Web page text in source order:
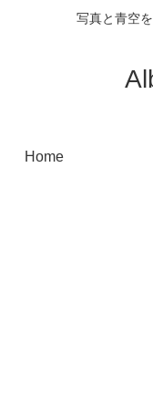
写真と青空
Home